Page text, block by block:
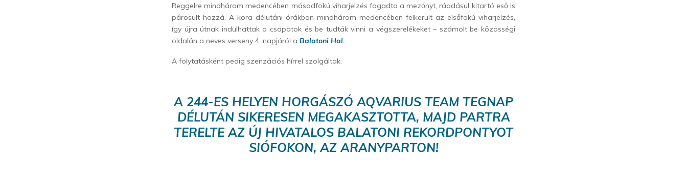
Reggelre mindhárom medencében másodfokú viharjelzés fogadta a mezőnyt, ráadásul kitartó eső is
párosult hozzá. A kora délutáni órákban mindhárom medencében felkerült az elsőfokú viharjelzés,
így újra útnak indulhattak a csapatok és be tudták vinni a végszerelékeket – számolt be közösségi
oldalán a neves verseny 4. napjáról a Balatoni Hal.
A folytatásként pedig szenzációs hírrel szolgáltak:
A 244-ES HELYEN HORGÁSZÓ AQVARIUS TEAM TEGNAP
DÉLUTÁN SIKERESEN MEGAKASZTOTTA, MAJD PARTRA
TERELTE AZ ÚJ HIVATALOS BALATONI REKORDPONTYOT
SIÓFOKON, AZ ARANYPARTON!